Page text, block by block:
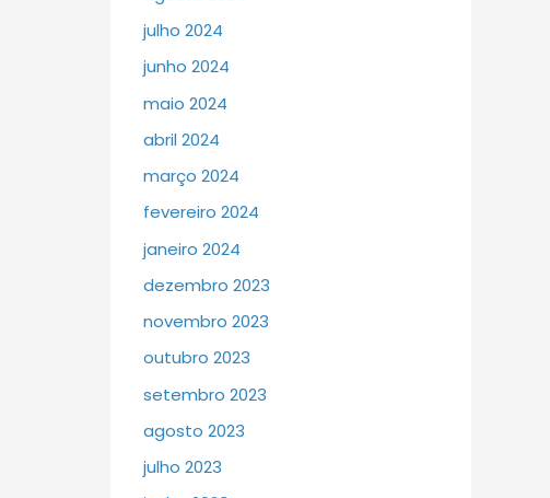
julho 2024
junho 2024
maio 2024
abril 2024
março 2024
fevereiro 2024
janeiro 2024
dezembro 2023
novembro 2023
outubro 2023
setembro 2023
agosto 2023
julho 2023